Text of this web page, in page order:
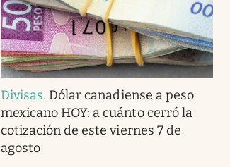
Divisas. Dólar canadiense a peso
mexicano HOY: a cuánto cerró la
cotización de este viernes 7 de
agosto